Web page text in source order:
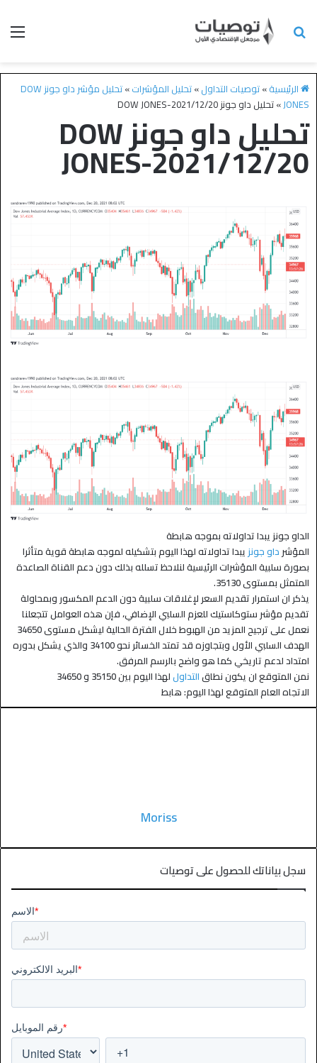
الرئيسية»توصيات التداول»تحليل المؤشرات»
تحليل مؤشر داو جونز DOW
JONES
»تحليل داو جونز DOW JONES-2021/12/20
تحليل داو جونز DOW
JONES-2021/12/20
الداو جونز يبدا تداولاته بموجه هابطة
المؤشر داو جونز يبدا تداولاته لهذا اليوم بتشكيله لموجه هابطة قوية متأثرا
بصورة سلبية المؤشرات الرئيسية لنلاحظ تسلله بذلك دون دعم القناة الصاعدة
المتمثل بمستوى 35130.
يذكر ان استمرار تقديم السعر لإغلاقات سلبية دون الدعم المكسور وبمحاولة
تقديم مؤشر ستوكاستيك للعزم السلبي الإضافي، فإن هذه العوامل تتجعلنا
نعمل على ترجيح المزيد من الهبوط خلال الفترة الحالية ليشكل مستوى 34650
الهدف السلبي الأول وبتجاوزه قد تمتد الخسائر نحو 34100 والذي يشكل بدوره
امتداد لدعم تاريخي كما هو واضح بالرسم المرفق.
نمن المتوقع ان يكون نطاقالتداوللهذا اليوم بين 35150 و 34650
الاتجاه العام المتوقع لهذا اليوم: هابط
Moriss
سجل بياناتك للحصول على توصيات